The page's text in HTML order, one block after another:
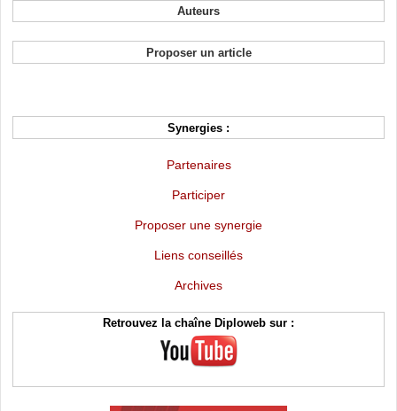
Auteurs
Proposer un article
Synergies :
Partenaires
Participer
Proposer une synergie
Liens conseillés
Archives
Retrouvez la chaîne Diploweb sur :